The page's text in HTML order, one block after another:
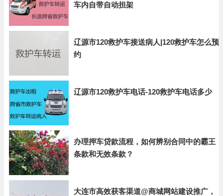
车内自带自动担架
辽源市120救护车接送病人|120救护车怎么预
约
辽源市120救护车电话-120救护车电话多少
办理押车贷款流程，如何辨别合同中的霸王
条款和无效条款？
大连市高效获客渠道@商城网站建设推广，